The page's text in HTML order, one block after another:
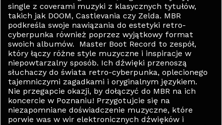
single z coverami muzyki z klasycznych tytułów,
takich jak DOOM, Castlevania czy Zelda. MBR
podkreśla swoje nawiązania do estetyki retro-
cyberpunka również poprzez wyjątkowy format
swoich albumów. Master Boot Record to zespół,
który łączy różne style muzyczne i inspiracje w
niepowtarzalny sposób. Ich dźwięki przenoszą
słuchaczy do świata retro-cyberpunka, oplecionego
tajemniczymi zagadkami i oryginalnym językiem.
Nie przegapcie okazji, by dołączyć do MBR na ich
koncercie w Poznaniu! Przygotujcie się na
niezapomniane doświadczenie muzyczne, które
porwie was w wir elektronicznych dźwięków i